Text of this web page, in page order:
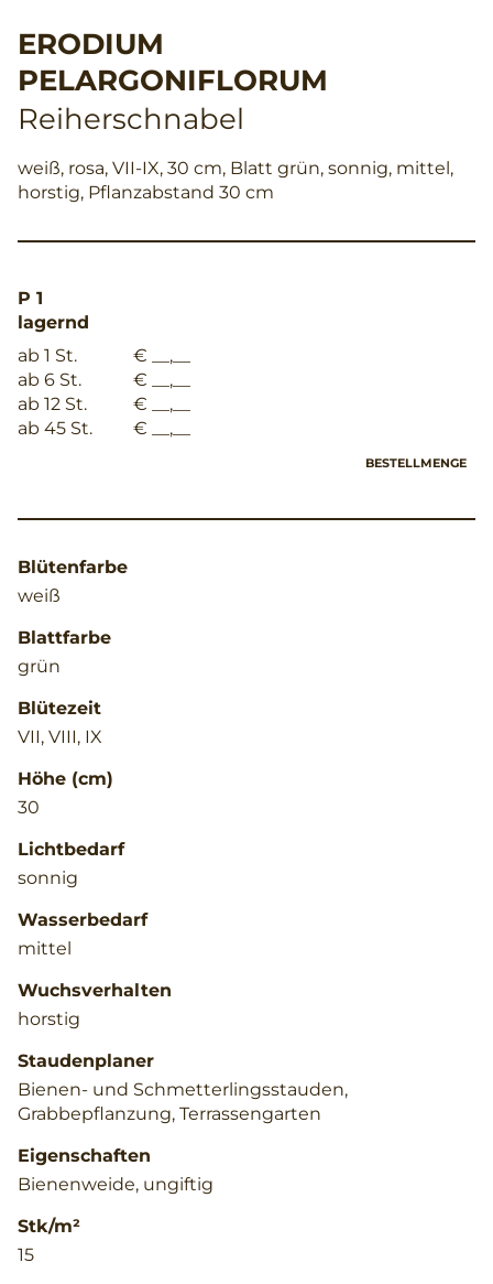
ERODIUM
PELARGONIFLORUM
Reiherschnabel
weiß, rosa, VII-IX, 30 cm, Blatt grün, sonnig, mittel,
horstig, Pflanzabstand 30 cm
P 1
lagernd
ab 1 St.
€ __,__
ab 6 St.
€ __,__
ab 12 St.
€ __,__
ab 45 St.
€ __,__
BESTELLMENGE
Blütenfarbe
weiß
Blattfarbe
grün
Blütezeit
VII, VIII, IX
Höhe (cm)
30
Lichtbedarf
sonnig
Wasserbedarf
mittel
Wuchsverhalten
horstig
Staudenplaner
Bienen- und Schmetterlingsstauden,
Grabbepflanzung, Terrassengarten
Eigenschaften
Bienenweide, ungiftig
Stk/m²
15